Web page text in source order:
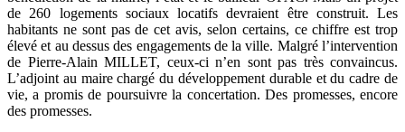
de 260 logements sociaux locatifs devraient être construit. Les
habitants ne sont pas de cet avis, selon certains, ce chiffre est trop
élevé et au dessus des engagements de la ville. Malgré l’intervention
de Pierre-Alain MILLET, ceux-ci n’en sont pas très convaincus.
L’adjoint au maire chargé du développement durable et du cadre de
vie, a promis de poursuivre la concertation. Des promesses, encore
des promesses.